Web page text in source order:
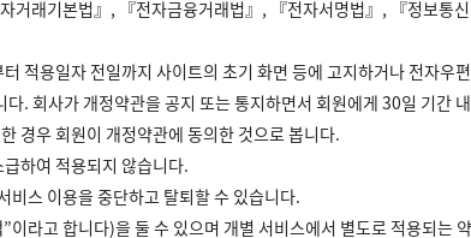
래기본법』, 『전자금융거래법』, 『전자서명법』, 『정보통
적용일자 전일까지 사이트의 초기 화면 등에 고지하거나 전자우
. 회사가 개정약관을 공지 또는 통지하면서 회원에게 30일 기간
경우 회원이 개정약관에 동의한 것으로 봅니다.
하여 적용되지 않습니다.
비스 이용을 중단하고 탈퇴할 수 있습니다.
라고 합니다)을 둘 수 있으며 개별 서비스에서 별도로 적용되는